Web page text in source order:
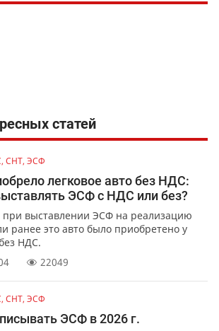
статей
СНТ, ЭСФ
легковое авто без НДС:
ЭСФ с НДС или без?
выставлении ЭСФ на реализацию
ранее это авто было приобретено у
НДС.
22049
СНТ, ЭСФ
ЭСФ в 2026 г.